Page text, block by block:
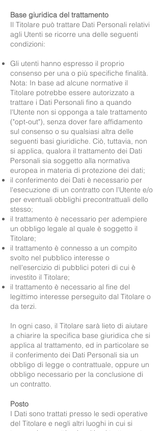
Base giuridica del trattamento
Il Titolare può trattare Dati Personali relativi
agli Utenti se ricorre una delle seguenti
condizioni:
Gli utenti hanno espresso il proprio
consenso per una o più specifiche finalità.
Nota: In base ad alcune normative il
Titolare potrebbe essere autorizzato a
trattare i Dati Personali fino a quando
l'Utente non si opponga a tale trattamento
("opt-out"), senza dover fare affidamento
sul consenso o su qualsiasi altra delle
seguenti basi giuridiche. Ciò, tuttavia, non
si applica, qualora il trattamento dei Dati
Personali sia soggetto alla normativa
europea in materia di protezione dei dati;
il conferimento dei Dati è necessario per
l'esecuzione di un contratto con l'Utente e/o
per eventuali obblighi precontrattuali dello
stesso;
il trattamento è necessario per adempiere
un obbligo legale al quale è soggetto il
Titolare;
il trattamento è connesso a un compito
svolto nel pubblico interesse o
nell'esercizio di pubblici poteri di cui è
investito il Titolare;
il trattamento è necessario al fine del
legittimo interesse perseguito dal Titolare o
da terzi.
In ogni caso, il Titolare sarà lieto di aiutare
a chiarire la specifica base giuridica che si
applica al trattamento, ed in particolare se
il conferimento dei Dati Personali sia un
obbligo di legge o contrattuale, oppure un
obbligo necessario per la conclusione di
un contratto.
Posto
I Dati sono trattati presso le sedi operative
del Titolare e negli altri luoghi in cui si